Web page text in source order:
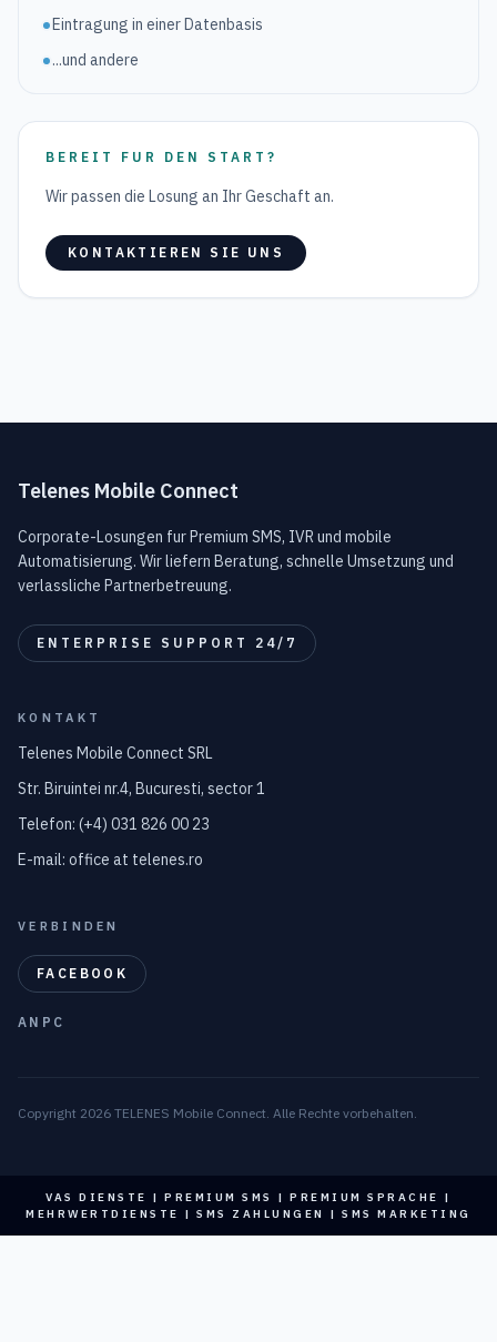
Eintragung in einer Datenbasis
...und andere
BEREIT FUR DEN START?
Wir passen die Losung an Ihr Geschaft an.
KONTAKTIEREN SIE UNS
Telenes Mobile Connect
Corporate-Losungen fur Premium SMS, IVR und mobile
Automatisierung. Wir liefern Beratung, schnelle Umsetzung und
verlassliche Partnerbetreuung.
ENTERPRISE SUPPORT 24/7
KONTAKT
Telenes Mobile Connect SRL
Str. Biruintei nr.4, Bucuresti, sector 1
Telefon: (+4) 031 826 00 23
E-mail: office at telenes.ro
VERBINDEN
FACEBOOK
ANPC
Copyright 2026 TELENES Mobile Connect. Alle Rechte vorbehalten.
VAS DIENSTE | PREMIUM SMS | PREMIUM SPRACHE |
MEHRWERTDIENSTE | SMS ZAHLUNGEN | SMS MARKETING